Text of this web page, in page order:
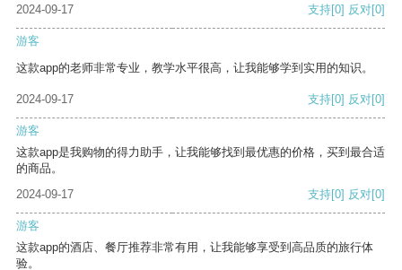
2024-09-17 支持[0] 反对[0]
游客
这款app的老师非常专业，教学水平很高，让我能够学到实用的知识。
2024-09-17 支持[0] 反对[0]
游客
这款app是我购物的得力助手，让我能够找到最优惠的价格，买到最合适
的商品。
2024-09-17
支持[0] 反对[0]
游客
这款app的酒店、餐厅推荐非常有用，让我能够享受到高品质的旅行体
验。